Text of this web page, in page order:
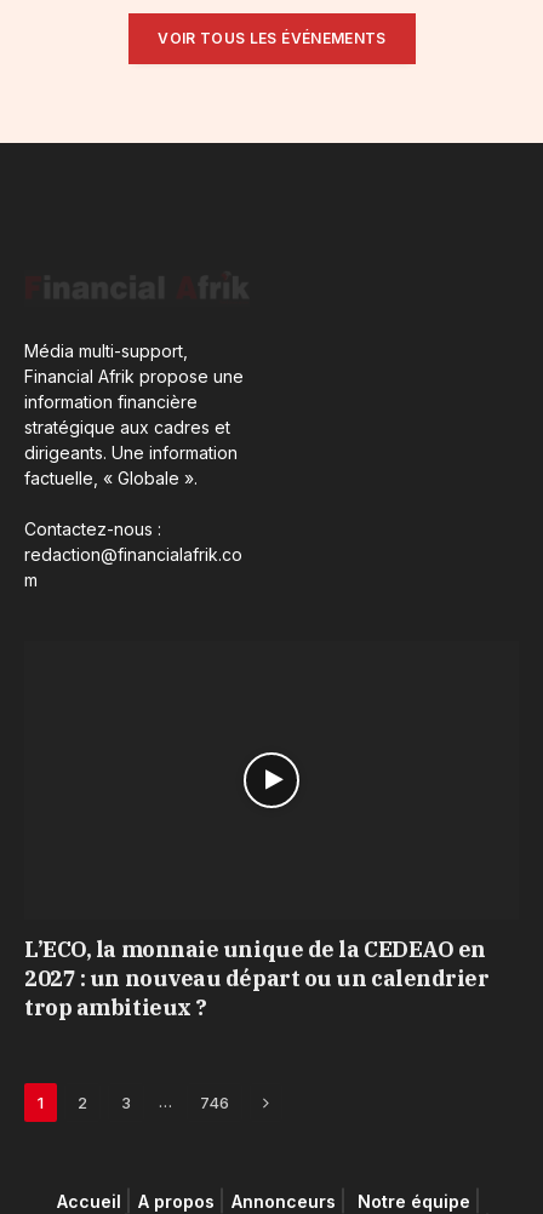
VOIR TOUS LES ÉVÉNEMENTS
Média multi-support,
Financial Afrik propose une
information financière
stratégique aux cadres et
dirigeants. Une information
factuelle, « Globale ».
Contactez-nous :
redaction@financialafrik.co
m
L’ECO, la monnaie unique de la CEDEAO en
2027 : un nouveau départ ou un calendrier
trop ambitieux ?
1 2 3 … 746 Next
Accueil A propos Annonceurs Notre équipe